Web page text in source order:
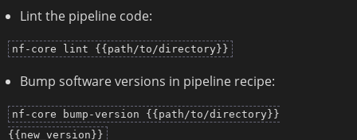
Lint the pipeline code:
nf-core lint {{path/to/directory}}
Bump software versions in pipeline recipe:
nf-core bump-version {{path/to/directory}}
{{new_version}}